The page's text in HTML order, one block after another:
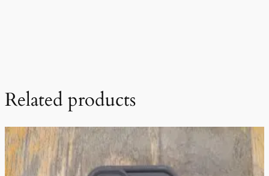
Related products